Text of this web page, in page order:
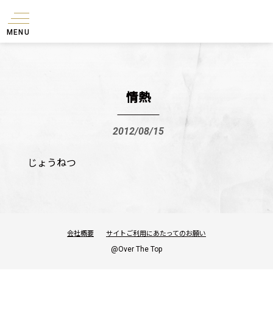
MENU
情熱
2012/08/15
じょうねつ
会社概要 サイトご利用にあたってのお願い
@Over The Top